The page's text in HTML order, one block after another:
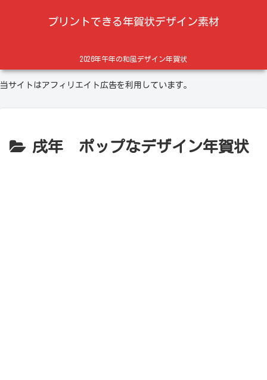
プリントできる年賀状デザイン素材
2026年午年の和風デザイン年賀状
当サイトはアフィリエイト広告を利用しています。
戌年 ポップなデザイン年賀状